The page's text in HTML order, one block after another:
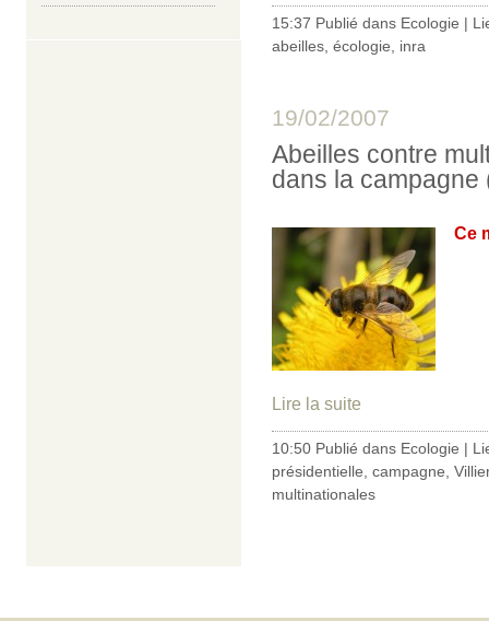
15:37 Publié dans Ecologie |
abeilles écologie inra
19/02/2007
Abeilles contre
dans la campagne
Ce
Lire la suite
10:50 Publié dans Ecologie |
présidentielle campagne
multinationales